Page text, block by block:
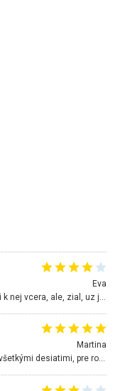
Eva
Martina
Nádherné miesto ktoré odporúčam navštíviť všetkými desiatimi, pre rodiny s deťmi, dôchodcom... Proste a jednoducho ozaj rozprávkový les.. určite ešte prídeme. Odniesli sme si na pamiatku krásne tričká,